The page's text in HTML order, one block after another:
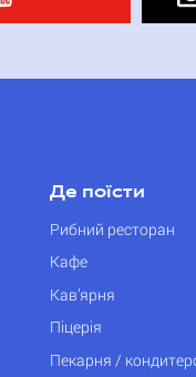
Де поїсти
Рибний ресторан
Кафе
Кав’ярня
Піцерія
Пекарня /